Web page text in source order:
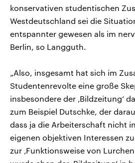
konservativen studentischen
Westdeutschland sei die
entspannter gewesen als im
Berlin, so Langguth.
„Also, insgesamt hat sich im
Studentenrevolte eine große
insbesondere der ‚Bildzeitung‘
zum Beispiel Dutschke, der
dass ja die Arbeiterschaft nicht
eigenen objektiven Interessen
zur ‚Funktionsweise von